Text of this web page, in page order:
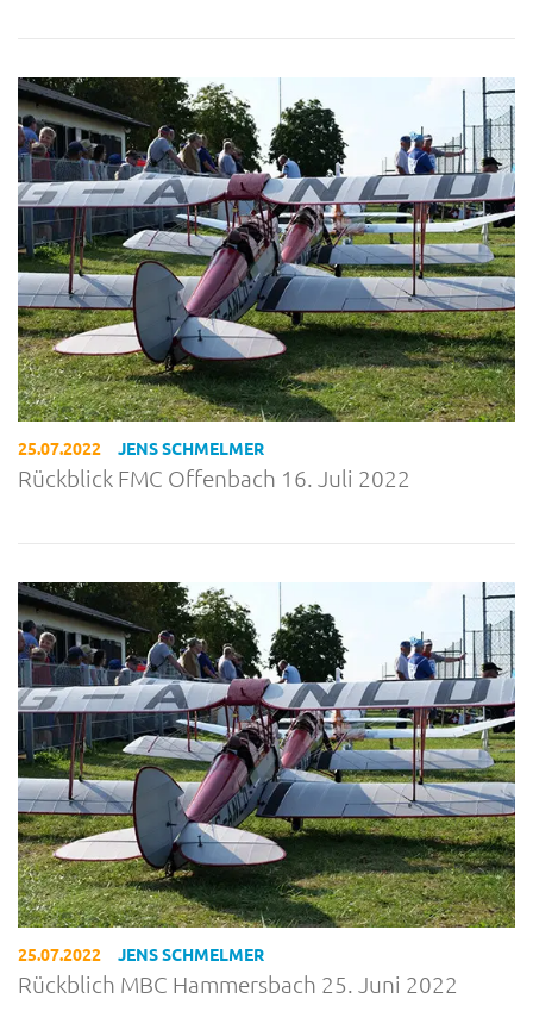
25.07.2022 JENS SCHMELMER
Rückblick FMC Offenbach 16. Juli 2022
25.07.2022 JENS SCHMELMER
Rückblich MBC Hammersbach 25. Juni 2022